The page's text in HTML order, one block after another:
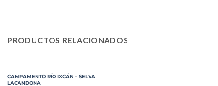
PRODUCTOS RELACIONADOS
CAMPAMENTO RÍO IXCÁN – SELVA
LACANDONA